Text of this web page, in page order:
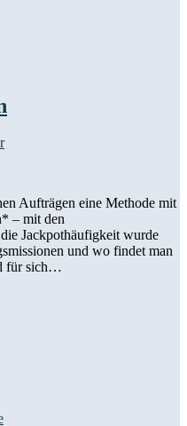
Aufträgen eine Methode mit
– mit den
Jackpothäufigkeit wurde
und wo findet man
für sich…